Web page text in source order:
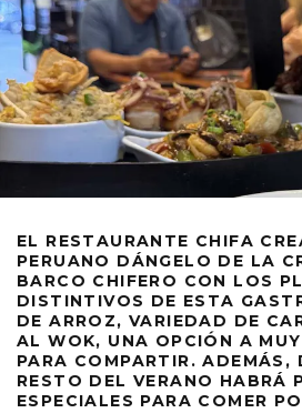
EL RESTAURANTE CHIFA
PERUANO DÁNGELO DE LA
BARCO CHIFERO CON LOS
DISTINTIVOS DE ESTA
DE ARROZ, VARIEDAD DE
AL WOK, UNA OPCIÓN A
PARA COMPARTIR. ADEMÁS,
RESTO DEL VERANO HABRÁ
ESPECIALES PARA COMER